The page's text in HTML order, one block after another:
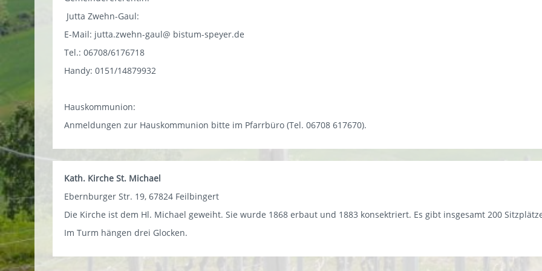
Jutta Zwehn-Gaul:
E-Mail: jutta.zwehn-gaul@ bistum-speyer.de
Tel.: 06708/6176718
Handy: 0151/14879932
Hauskommunion:
Anmeldungen zur Hauskommunion bitte im Pfarrbüro (Tel. 06708 617670).
Kath. Kirche St. Michael
Ebernburger Str. 19, 67824 Feilbingert
Die Kirche ist dem Hl. Michael geweiht. Sie wurde 1868 erbaut und 1883 konsektriert. Es gibt insgesamt 200
Im Turm hängen drei Glocken.